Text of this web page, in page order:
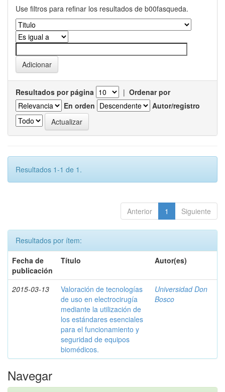
Use filtros para refinar los resultados de b00fasqueda.
Resultados por página | Ordenar por
En orden
Autor/registro
Resultados 1-1 de 1.
Anterior 1 Siguiente
Resultados por ítem:
Fecha de
publicación
Título Autor(es)
2015-03-13
Valoración de tecnologías
de uso en electrocirugía
mediante la utilización de
los estándares esenciales
para el funcionamiento y
seguridad de equipos
biomédicos.
Universidad Don
Bosco
Navegar